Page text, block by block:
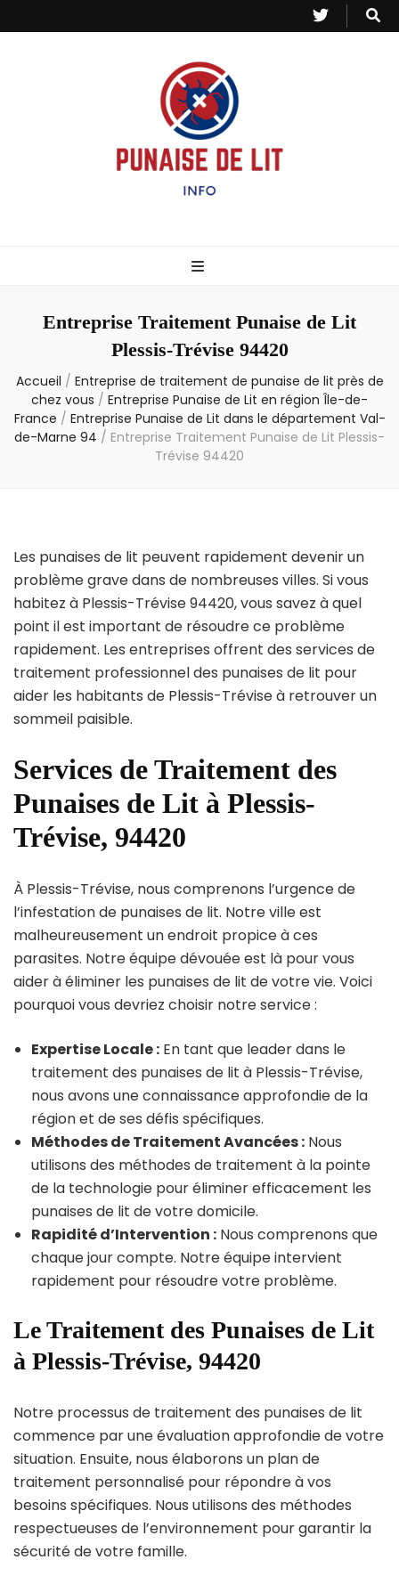
– Info
Entreprise Traitement Punaise de Lit
Plessis-Trévise 94420
Accueil / Entreprise de traitement de punaise de lit près de
chez vous / Entreprise Punaise de Lit en région Île-de-
France / Entreprise Punaise de Lit dans le département Val-
de-Marne 94 / Entreprise Traitement Punaise de Lit Plessis-
Trévise 94420
Les punaises de lit peuvent rapidement devenir un
problème grave dans de nombreuses villes. Si vous
habitez à Plessis-Trévise 94420, vous savez à quel
point il est important de résoudre ce problème
rapidement. Les entreprises offrent des services de
traitement professionnel des punaises de lit pour
aider les habitants de Plessis-Trévise à retrouver un
sommeil paisible.
Services de Traitement des
Punaises de Lit à Plessis-
Trévise, 94420
À Plessis-Trévise, nous comprenons l’urgence de
l’infestation de punaises de lit. Notre ville est
malheureusement un endroit propice à ces
parasites. Notre équipe dévouée est là pour vous
aider à éliminer les punaises de lit de votre vie. Voici
pourquoi vous devriez choisir notre service :
Expertise Locale : En tant que leader dans le
traitement des punaises de lit à Plessis-Trévise,
nous avons une connaissance approfondie de la
région et de ses défis spécifiques.
Méthodes de Traitement Avancées : Nous
utilisons des méthodes de traitement à la pointe
de la technologie pour éliminer efficacement les
punaises de lit de votre domicile.
Rapidité d’Intervention : Nous comprenons que
chaque jour compte. Notre équipe intervient
rapidement pour résoudre votre problème.
Le Traitement des Punaises de Lit
à Plessis-Trévise, 94420
Notre processus de traitement des punaises de lit
commence par une évaluation approfondie de votre
situation. Ensuite, nous élaborons un plan de
traitement personnalisé pour répondre à vos
besoins spécifiques. Nous utilisons des méthodes
respectueuses de l’environnement pour garantir la
sécurité de votre famille.